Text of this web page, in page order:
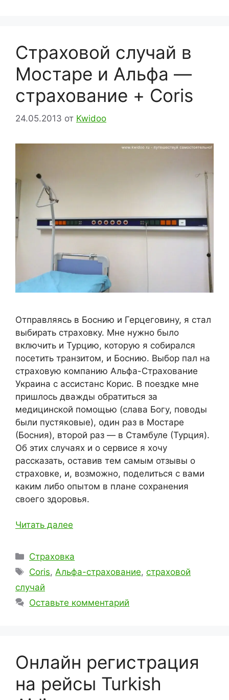
Страховой случай в
Мостаре и Альфа —
страхование + Coris
24.05.2013 от Kwidoo
Отправляясь в Боснию и Герцеговину, я стал
выбирать страховку. Мне нужно было
включить и Турцию, которую я собирался
посетить транзитом, и Боснию. Выбор пал на
страховую компанию Альфа-Страхование
Украина с ассистанс Корис. В поездке мне
пришлось дважды обратиться за
медицинской помощью (слава Богу, поводы
были пустяковые), один раз в Мостаре
(Босния), второй раз — в Стамбуле (Турция).
Об этих случаях и о сервисе я хочу
рассказать, оставив тем самым отзывы о
страховке, и, возможно, поделиться с вами
каким либо опытом в плане сохранения
своего здоровья.
Читать далее
Рубрики
Страховка
Метки
Coris,Альфа-страхование,страховой
случай
Оставьте комментарий
Онлайн регистрация
на рейсы Turkish